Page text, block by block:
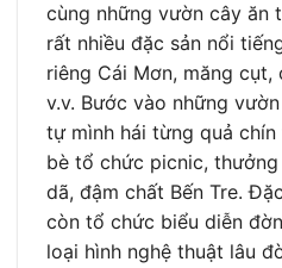
cùng những vườn cây ăn
rất nhiều đặc sản nổi
riêng Cái Mơn, măng
v.v. Bước vào những
tự mình hái từng quả
bè tổ chức picnic,
dã, đậm chất Bến Tre.
còn tổ chức biểu diễn
loại hình nghệ thuật lâu